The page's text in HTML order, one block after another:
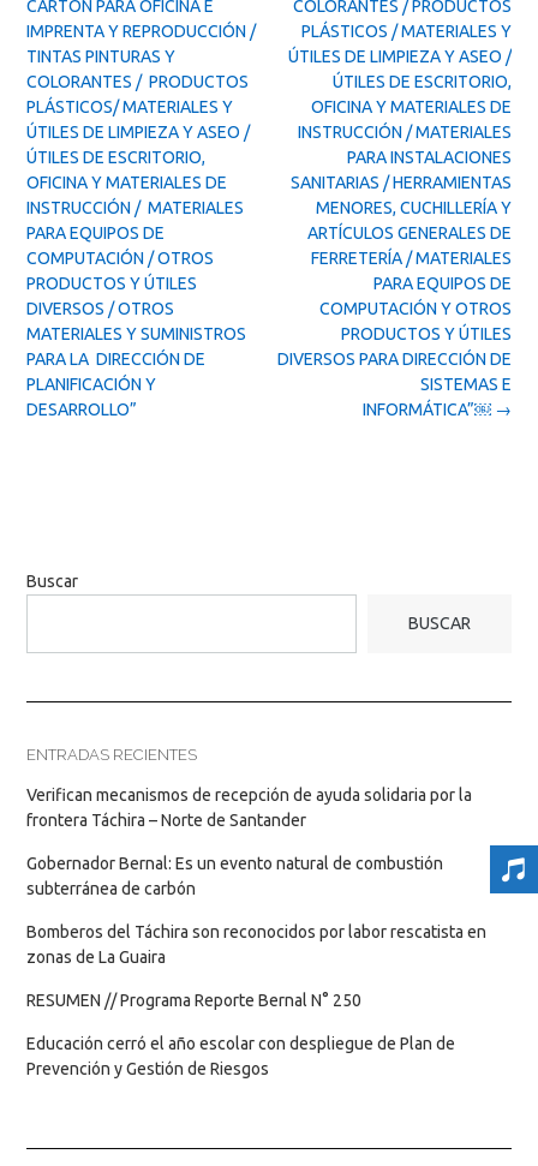
COLORANTES / PRODUCTOS
PLÁSTICOS / MATERIALES Y
ÚTILES DE LIMPIEZA Y ASEO /
ÚTILES DE ESCRITORIO,
OFICINA Y MATERIALES DE
INSTRUCCIÓN / MATERIALES
PARA INSTALACIONES
SANITARIAS / HERRAMIENTAS
MENORES, CUCHILLERÍA Y
ARTÍCULOS GENERALES DE
FERRETERÍA / MATERIALES
PARA EQUIPOS DE
COMPUTACIÓN Y OTROS
PRODUCTOS Y ÚTILES
DIVERSOS PARA DIRECCIÓN DE
SISTEMAS E
INFORMÁTICA”￼ →
CARTÓN PARA OFICINA E
IMPRENTA Y REPRODUCCIÓN /
TINTAS PINTURAS Y
COLORANTES / PRODUCTOS
PLÁSTICOS/ MATERIALES Y
ÚTILES DE LIMPIEZA Y ASEO /
ÚTILES DE ESCRITORIO,
OFICINA Y MATERIALES DE
INSTRUCCIÓN / MATERIALES
PARA EQUIPOS DE
COMPUTACIÓN / OTROS
PRODUCTOS Y ÚTILES
DIVERSOS / OTROS
MATERIALES Y SUMINISTROS
PARA LA DIRECCIÓN DE
PLANIFICACIÓN Y
DESARROLLO”
Buscar
BUSCAR
ENTRADAS RECIENTES
Verifican mecanismos de recepción de ayuda solidaria por la
frontera Táchira – Norte de Santander
Gobernador Bernal: Es un evento natural de combustión
subterránea de carbón
Bomberos del Táchira son reconocidos por labor rescatista en
zonas de La Guaira
RESUMEN // Programa Reporte Bernal N° 250
Educación cerró el año escolar con despliegue de Plan de
Prevención y Gestión de Riesgos